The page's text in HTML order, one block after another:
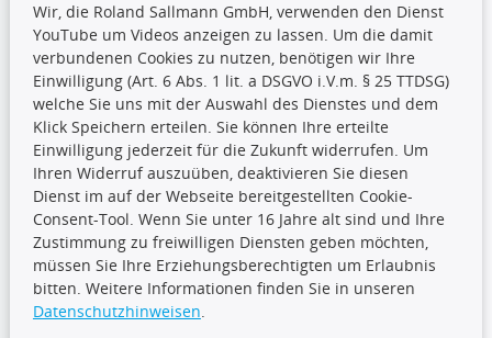
CARAT Gruppe
Folge uns
TecDoc Inside
Wir, die Roland Sallmann GmbH, verwenden den Dienst
YouTube um Videos anzeigen zu lassen. Um die damit
verbundenen Cookies zu nutzen, benötigen wir Ihre
Einwilligung (Art. 6 Abs. 1 lit. a DSGVO i.V.m. § 25 TTDSG)
welche Sie uns mit der Auswahl des Dienstes und dem
Klick Speichern erteilen. Sie können Ihre erteilte
Einwilligung jederzeit für die Zukunft widerrufen. Um
Ihren Widerruf auszuüben, deaktivieren Sie diesen
Dienst im auf der Webseite bereitgestellten Cookie-
Consent-Tool. Wenn Sie unter 16 Jahre alt sind und Ihre
Zustimmung zu freiwilligen Diensten geben möchten,
müssen Sie Ihre Erziehungsberechtigten um Erlaubnis
bitten. Weitere Informationen finden Sie in unseren
Datenschutzhinweisen.